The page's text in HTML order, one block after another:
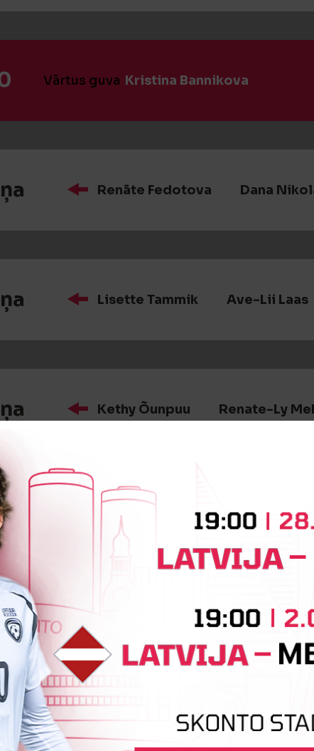
Vārtus guva Kristina Bannikova
Renāte Fedotova Dana
Lisette Tammik Ave-Lii Laas
Kethy Õunpuu Renate-Ly
Liisa Merisalu Emma
Paula Linda Liniņa Alise
Mari Liis Lillemäe